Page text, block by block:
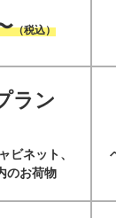
（税込）
ラン
ビネット、
のお荷物